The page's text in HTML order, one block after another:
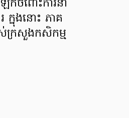
ចំពោះការនាំ
នុងនោះ ភាគ
ក្រសួងកសិកម្ម